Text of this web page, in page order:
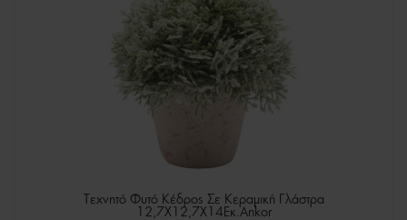
Τεχνητό Φυτό Κέδρος Σε Κεραμική Γλάστρα
12,7X12,7X14Εκ.Ankor